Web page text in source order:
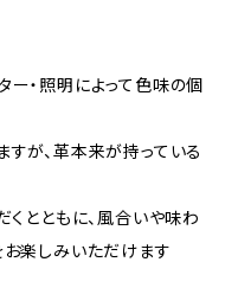
・照明によって色味の個
が、革本来が持っている
くとともに、風合いや味わ
お楽しみいただけます